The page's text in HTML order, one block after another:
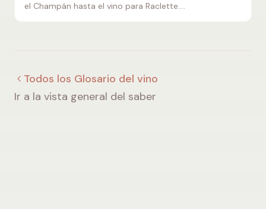
el Champán hasta el vino para Raclette.
Todos los Glosario del vino
Ir a la vista general del saber